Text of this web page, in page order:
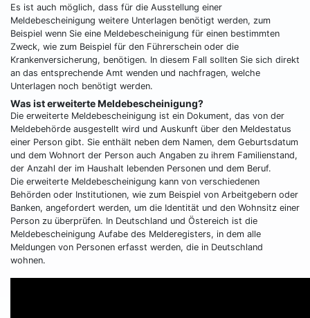
Es ist auch möglich, dass für die Ausstellung einer
Meldebescheinigung weitere Unterlagen benötigt werden, zum
Beispiel wenn Sie eine Meldebescheinigung für einen bestimmten
Zweck, wie zum Beispiel für den Führerschein oder die
Krankenversicherung, benötigen. In diesem Fall sollten Sie sich direkt
an das entsprechende Amt wenden und nachfragen, welche
Unterlagen noch benötigt werden.
Was ist erweiterte Meldebescheinigung?
Die erweiterte Meldebescheinigung ist ein Dokument, das von der
Meldebehörde ausgestellt wird und Auskunft über den Meldestatus
einer Person gibt. Sie enthält neben dem Namen, dem Geburtsdatum
und dem Wohnort der Person auch Angaben zu ihrem Familienstand,
der Anzahl der im Haushalt lebenden Personen und dem Beruf.
Die erweiterte Meldebescheinigung kann von verschiedenen
Behörden oder Institutionen, wie zum Beispiel von Arbeitgebern oder
Banken, angefordert werden, um die Identität und den Wohnsitz einer
Person zu überprüfen. In Deutschland und Östereich ist die
Meldebescheinigung Aufabe des Melderegisters, in dem alle
Meldungen von Personen erfasst werden, die in Deutschland
wohnen.